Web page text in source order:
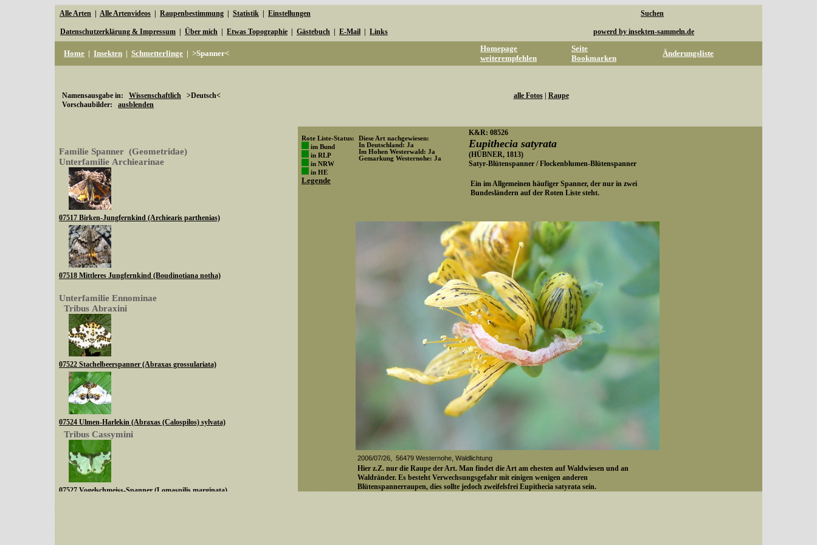
Alle Arten Alle Artenvideos Raupenbestimmung Statistik Einstellungen Suchen
Datenschutzerklärung & Impressum Über mich Etwas Topographie Gästebuch E-Mail Links powerd by insekten-sammeln.de
Home | Insekten | Schmetterlinge | >Spanner<
Homepage
weiterempfehlen
Seite
Bookmarken
Änderungsliste
Namensausgabe in: Wissenschaftlich >Deutsch<
Vorschaubilder: ausblenden
alle Fotos| Raupe
Familie Spanner (Geometridae)
Unterfamilie Archiearinae
07517 Birken-Jungfernkind (Archiearis parthenias)
07518 Mittleres Jungfernkind (Boudinotiana notha)
Unterfamilie Ennominae
Tribus Abraxini
07522 Stachelbeerspanner (Abraxas grossulariata)
07524 Ulmen-Harlekin (Abraxas (Calospilos) sylvata)
Tribus Cassymini
07527 Vogelschmeiss-Spanner (Lomaspilis marginata)
Rote Liste-Status:
im Bund
in RLP
in NRW
in HE
Legende
Diese Art nachgewiesen:
In Deutschland: Ja
Im Hohen Westerwald: Ja
Gemarkung Westernohe: Ja
K&R: 08526
Eupithecia satyrata
(HÜBNER, 1813)
Satyr-Blütenspanner / Flockenblumen-Blütenspanner
Ein im Allgemeinen häufiger Spanner, der nur in zwei
Bundesländern auf der Roten Liste steht.
2006/07/26, 56479 Westernohe, Waldlichtung
Hier z.Z. nur die Raupe der Art. Man findet die Art am ehesten auf Waldwiesen und an
Waldränder. Es besteht Verwechsungsgefahr mit einigen wenigen anderen
Blütenspannerraupen, dies sollte jedoch zweifelsfrei Eupithecia satyrata sein.